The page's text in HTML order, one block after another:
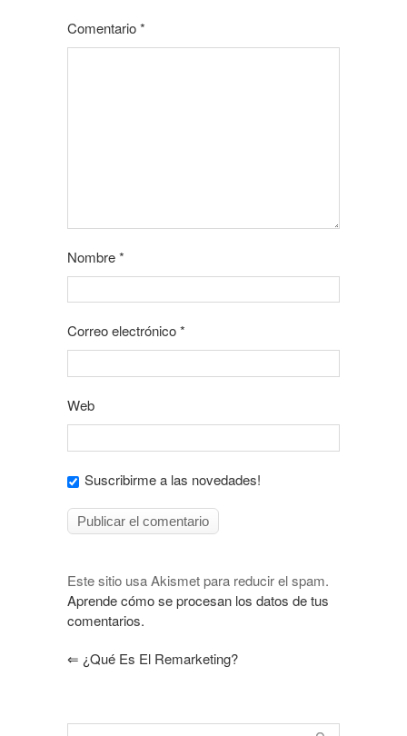
Comentario*
Nombre*
Correo electrónico*
Web
Suscribirme a las novedades!
Este sitio usa Akismet para reducir el spam.
Aprende cómo se procesan los datos de tus
comentarios.
⇐ ¿Qué Es El Remarketing?